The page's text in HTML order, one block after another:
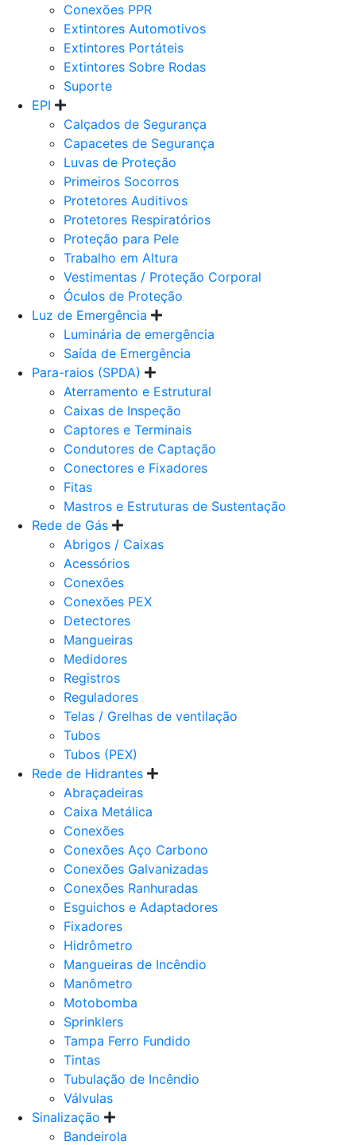
Conexões PPR
Extintores Automotivos
Extintores Portáteis
Extintores Sobre Rodas
Suporte
EPI
Calçados de Segurança
Capacetes de Segurança
Luvas de Proteção
Primeiros Socorros
Protetores Auditivos
Protetores Respiratórios
Proteção para Pele
Trabalho em Altura
Vestimentas / Proteção Corporal
Óculos de Proteção
Luz de Emergência
Luminária de emergência
Saída de Emergência
Para-raios (SPDA)
Aterramento e Estrutural
Caixas de Inspeção
Captores e Terminais
Condutores de Captação
Conectores e Fixadores
Fitas
Mastros e Estruturas de Sustentação
Rede de Gás
Abrigos / Caixas
Acessórios
Conexões
Conexões PEX
Detectores
Mangueiras
Medidores
Registros
Reguladores
Telas / Grelhas de ventilação
Tubos
Tubos (PEX)
Rede de Hidrantes
Abraçadeiras
Caixa Metálica
Conexões
Conexões Aço Carbono
Conexões Galvanizadas
Conexões Ranhuradas
Esguichos e Adaptadores
Fixadores
Hidrômetro
Mangueiras de Incêndio
Manômetro
Motobomba
Sprinklers
Tampa Ferro Fundido
Tintas
Tubulação de Incêndio
Válvulas
Sinalização
Bandeirola